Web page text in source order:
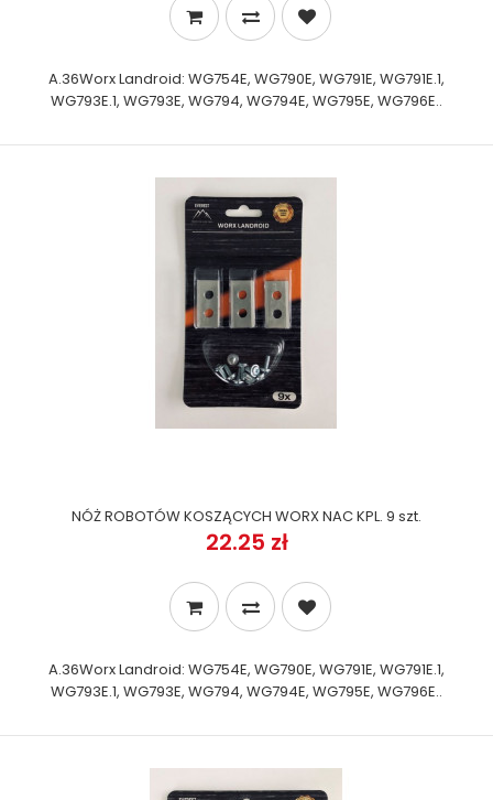
A.36Worx Landroid: WG754E, WG790E, WG791E, WG791E.1,
WG793E.1, WG793E, WG794, WG794E, WG795E, WG796E..
NÓŻ ROBOTÓW KOSZĄCYCH WORX NAC KPL. 9 szt.
22.25 zł
A.36Worx Landroid: WG754E, WG790E, WG791E, WG791E.1,
WG793E.1, WG793E, WG794, WG794E, WG795E, WG796E..